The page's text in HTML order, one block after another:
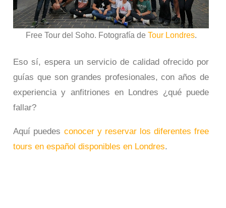
Free Tour del Soho. Fotografía de Tour Londres.
Eso sí, espera un servicio de calidad ofrecido por
guías que son grandes profesionales, con años de
experiencia y anfitriones en Londres ¿qué puede
fallar?
Aquí puedes conocer y reservar los diferentes free
tours en español disponibles en Londres.